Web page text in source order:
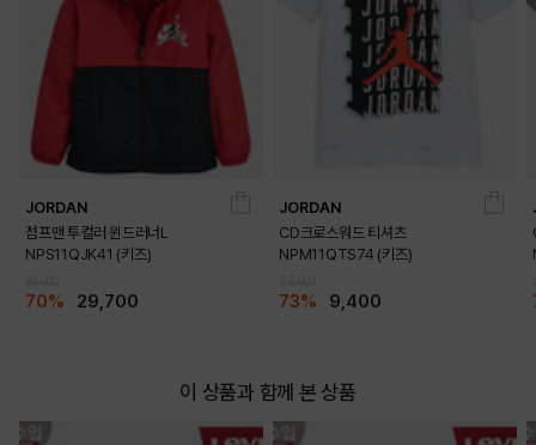
JORDAN
점프맨 투컬러 윈드러너L
NPS11QJK41 (키즈)
70% 29,700
JORDAN
CD크로스워드 티셔츠
NPM11QTS74 (키즈)
73% 9,400
이 상품과 함께 본 상품